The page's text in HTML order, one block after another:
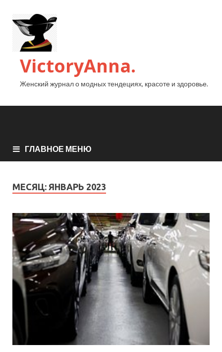
VictoryAnna.
Женский журнал о модных тендециях, красоте и здоровье.
ГЛАВНОЕ МЕНЮ
МЕСЯЦ: ЯНВАРЬ 2023